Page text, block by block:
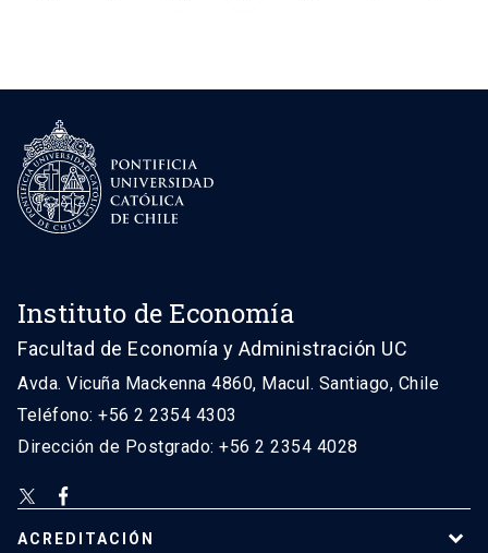
Instituto de Economía
Facultad de Economía y Administración UC
Avda. Vicuña Mackenna 4860, Macul. Santiago, Chile
Teléfono: +56 2 2354 4303
Dirección de Postgrado: +56 2 2354 4028
ACREDITACIÓN